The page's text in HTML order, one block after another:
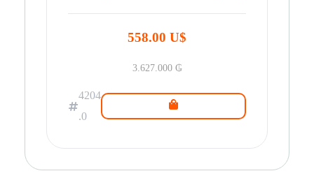
558.00 U$
3.627.000 ₲
4204
.0